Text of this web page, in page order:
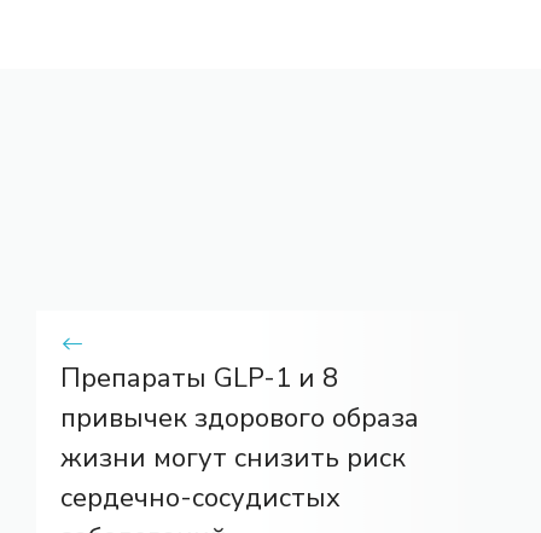
Препараты GLP-1 и 8
привычек здорового образа
жизни могут снизить риск
сердечно-сосудистых